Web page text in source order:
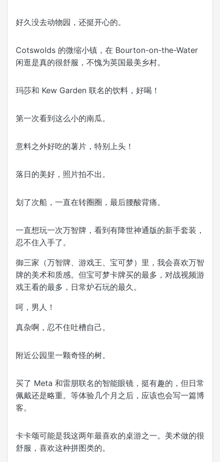
好久没去动物园，还挺开心的。
Cotswolds 的微缩小镇，在 Bourton-on-the-Water
闲逛是真的很舒服，不愧为英国最美乡村。
玛莎和 Kew Garden 联名的饮料，好喝！
第一次看到这么小的南瓜。
意料之外好吃的薯片，特别上头！
落日的美好，照片拍不出。
划了次船，一直在转圈圈，最后腰酸背痛。
一直想玩一次万智牌，看到有降世神通版的新手套装，
忍不住入手了。
御三家（万智牌、游戏王、宝可梦）里，我会喜欢万智
牌的美术和质感。但宝可梦卡牌买的最多，对战视频游
戏王看的最多，日常炉石玩的最久。
呵，男人！
真杂啊，忍不住吐槽自己。
附近公园里一颗奇怪的树。
买了 Meta 和雷朋联名的智能眼镜，挺有趣的，但日常
佩戴还是略重。等体验几个月之后，应该也会写一篇博
客。
卡卡颂可能是我这两年最喜欢的桌游之一。美术做的很
舒服，喜欢这种拼图类的。